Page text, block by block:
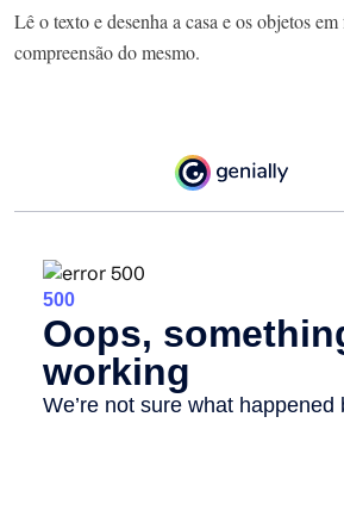
Lê o texto e desenha a casa e os objetos
compreensão do mesmo.